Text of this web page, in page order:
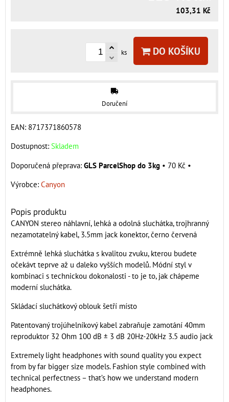
103,31 Kč
ks DO KOŠÍKU
Doručení
EAN: 8717371860578
Dostupnost: Skladem
GLS ParcelShop do 3kg • 70 Kč •
Výrobce: Canyon
Popis produktu
CANYON stereo náhlavní, lehká a odolná sluchátka, trojhranný
nezamotatelný kabel, 3.5mm jack konektor, černo červená
Extrémně lehká sluchátka s kvalitou zvuku, kterou budete
očekávt teprve až u daleko vyšších modelů. Módní styl v
kombinaci s technickou dokonalosti - to je to, jak chápeme
moderní sluchátka.
Skládací sluchátkový oblouk šetří místo
Patentovaný trojúhelníkový kabel zabraňuje zamotání 40mm
reproduktor 32 Ohm 100 dB ± 3 dB 20Hz-20kHz 3.5 audio jack
Extremely light headphones with sound quality you expect
from by far bigger size models. Fashion style combined with
technical perfectness – that’s how we understand modern
headphones.